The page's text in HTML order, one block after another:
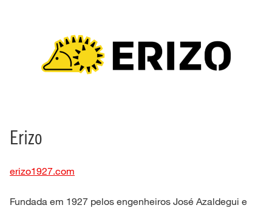
Erizo
erizo1927.com
Fundada em 1927 pelos engenheiros José Azaldegui e